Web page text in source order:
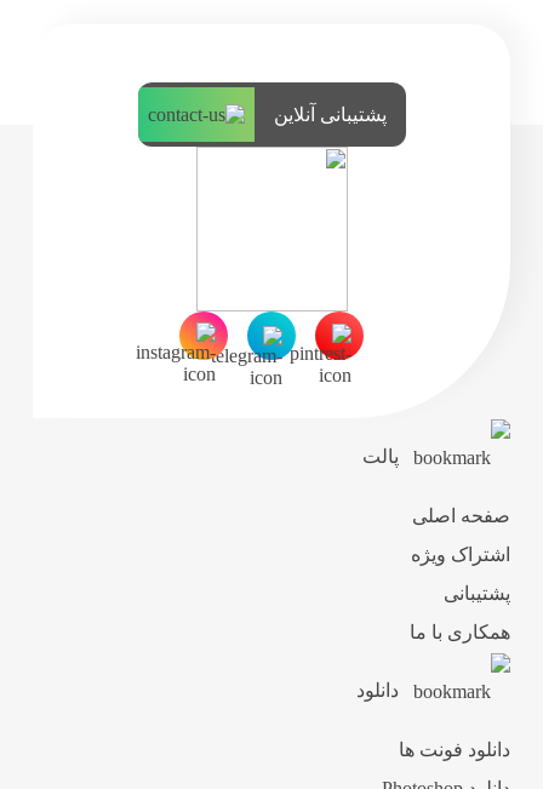
پالت
صفحه اصلی
اشتراک ویژه
پشتیبانی
همکاری با ما
دانلود
دانلود فونت ها
پشتیبانی آنلاین